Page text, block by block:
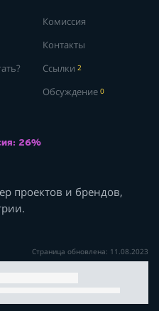
Комиссия
Контакты
Ссылки 2
Обсуждение 0
26%
проектов и брендов,
Страница обновлена: 11.08.2023